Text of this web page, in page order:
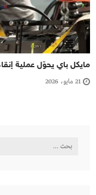
مايكل باي يحوّل عملية
21 مايو، 2026
البحث